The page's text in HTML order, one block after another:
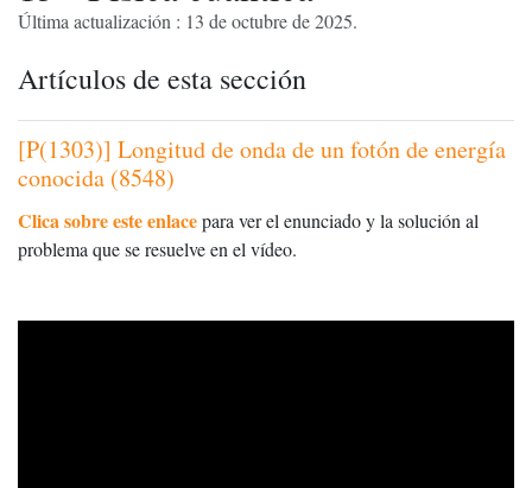
Última actualización : 13 de octubre de 2025.
Artículos de esta sección
[P(1303)] Longitud de onda de un fotón de energía
conocida (8548)
Clica sobre este enlacepara ver el enunciado y la solución al
problema que se resuelve en el vídeo.